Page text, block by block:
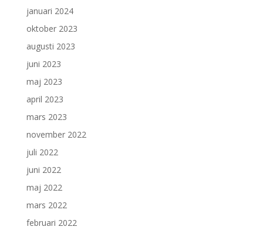
januari 2024
oktober 2023
augusti 2023
juni 2023
maj 2023
april 2023
mars 2023
november 2022
juli 2022
juni 2022
maj 2022
mars 2022
februari 2022